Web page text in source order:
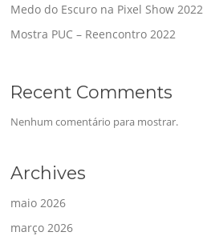
Medo do Escuro na Pixel Show 2022
Mostra PUC – Reencontro 2022
Recent Comments
Nenhum comentário para mostrar.
Archives
maio 2026
março 2026